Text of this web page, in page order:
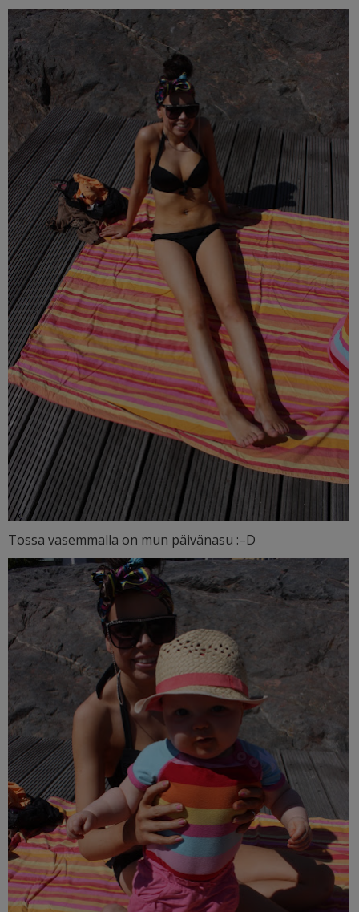
Tossa vasemmalla on mun päivänasu :–D